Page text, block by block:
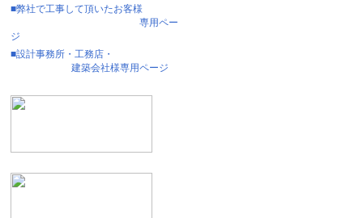
■弊社で工事して頂いたお客様
専用ペー
ジ
■設計事務所・工務店・
建築会社様専用ページ